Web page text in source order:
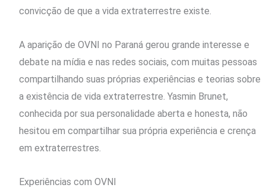
convicção de que a vida extraterrestre existe.
A aparição de OVNI no Paraná gerou grande interesse e
debate na mídia e nas redes sociais, com muitas pessoas
compartilhando suas próprias experiências e teorias sobre
a existência de vida extraterrestre. Yasmin Brunet,
conhecida por sua personalidade aberta e honesta, não
hesitou em compartilhar sua própria experiência e crença
em extraterrestres.
Experiências com OVNI